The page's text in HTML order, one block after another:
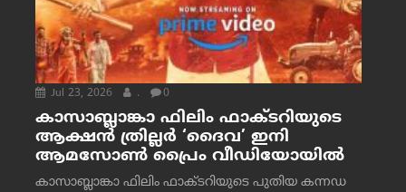
Jul 23, 2026 . 0
കാസാബ്ലാങ്കാ ഫിലിം ഫാക്ടറിയുടെ
ആക്ഷൻ ത്രില്ലർ ‘ദൈവ’ ഇനി
ആമസോൺ പ്രൈം വീഡിയോയിൽ
കാസാബ്ലാങ്കാ ഫിലിം ഫാക്ടറിയുടെ പുതിയ കന്നഡ